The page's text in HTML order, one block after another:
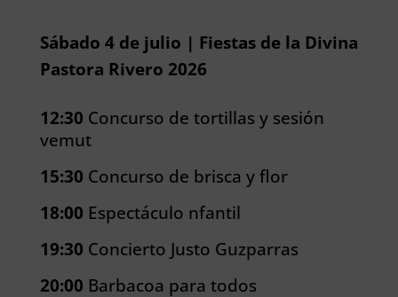
Sábado 4 de julio | Fiestas de la Divina
Pastora Rivero 2026
12:30 Concurso de tortillas y sesión
vemut
15:30 Concurso de brisca y flor
18:00 Espectáculo nfantil
19:30 Concierto Justo Guzparras
20:00 Barbacoa para todos